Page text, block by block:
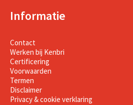
Informatie
Contact
Werken bij Kenbri
Certificering
Voorwaarden
Termen
Disclaimer
Privacy & cookie verklaring